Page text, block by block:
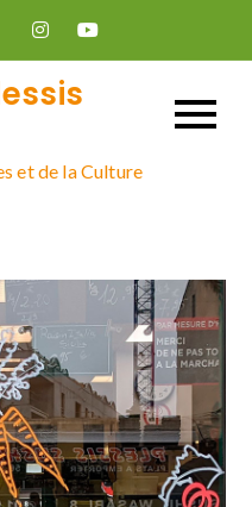
et de la Culture